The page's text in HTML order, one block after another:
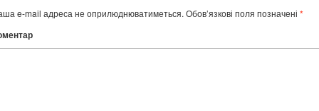
e-mail адреса не оприлюднюватиметься. Обов’язкові поля позначені *